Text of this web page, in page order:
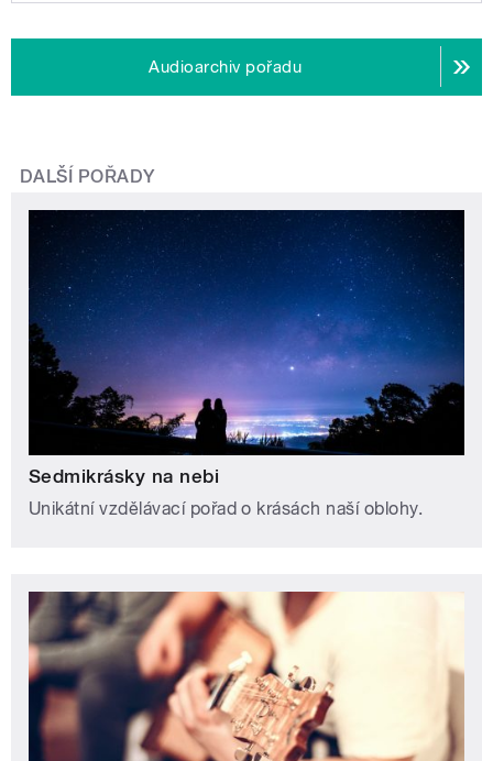
Audioarchiv pořadu
DALŠÍ POŘADY
Sedmikrásky na nebi
Unikátní vzdělávací pořad o krásách naší oblohy.